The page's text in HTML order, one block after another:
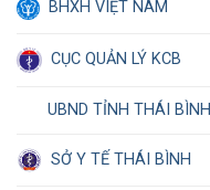
BHXH VIỆT NAM
CỤC QUẢN LÝ KCB
UBND TỈNH THÁI BÌNH
SỞ Y TẾ THÁI BÌNH